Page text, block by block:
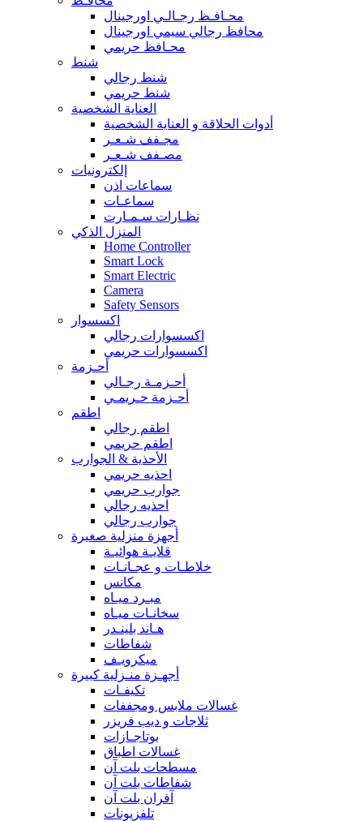
محـافـظ رجـالـي اورجينال
محافظ رجالي سيمي اورجينال
محـافظ حريمي
شنط
شنط رجالي
شنط حريمي
العناية الشخصية
أدوات الحلاقة و العناية الشخصية
مجـفف شـعـر
مصـفف شـعـر
إلكترونيات
سماعات اذن
سماعـات
نظـارات سـمـارت
المنزل الذكي
Home Controller
Smart Lock
Smart Electric
Camera
Safety Sensors
اكسسوار
اكسسوارات رجالي
اكسسوارات حريمي
أحـزمة
أحـزمـة رجـالي
أحـزمة حـريمـي
اطقم
اطقم رجالي
اطقم حريمي
الأحذية & الجوارب
احذيه حريمي
جوارب حريمي
احذيه رجالي
جوارب رجالي
أجهزة منزلية صغيرة
قلايـة هوائيـة
خلاطـات و عجـانـات
مكانس
مبـرد ميـاه
سخانـات ميـاه
هـاند بلينـدر
شفاطات
ميكرويـف
أجهـزة منـزلية كبيرة
تكيفـات
غسالات ملابس ومجففات
ثلاجات و ديب فريزر
بوتاجـازات
غسالات اطباق
مسطحات بلت آن
شفاطات بلت آن
آفران بلت آن
تلفزيونات